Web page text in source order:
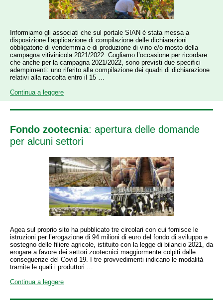
Informiamo gli associati che sul portale SIAN è stata messa a
disposizione l’applicazione di compilazione delle dichiarazioni
obbligatorie di vendemmia e di produzione di vino e/o mosto della
campagna vitivinicola 2021/2022. Cogliamo l’occasione per ricordare
che anche per la campagna 2021/2022, sono previsti due specifici
adempimenti: uno riferito alla compilazione dei quadri di dichiarazione
relativi alla raccolta entro il 15 …
Continua a leggere
Fondo zootecnia: apertura delle domande
per alcuni settori
Agea sul proprio sito ha pubblicato tre circolari con cui fornisce le
istruzioni per l’erogazione di 94 milioni di euro del fondo di sviluppo e
sostegno delle filiere agricole, istituito con la legge di bilancio 2021, da
erogare a favore dei settori zootecnici maggiormente colpiti dalle
conseguenze del Covid-19. I tre provvedimenti indicano le modalità
tramite le quali i produttori …
Continua a leggere